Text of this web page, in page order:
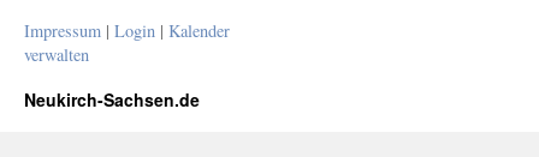
Impressum | Login | Kalender
verwalten
Neukirch-Sachsen.de